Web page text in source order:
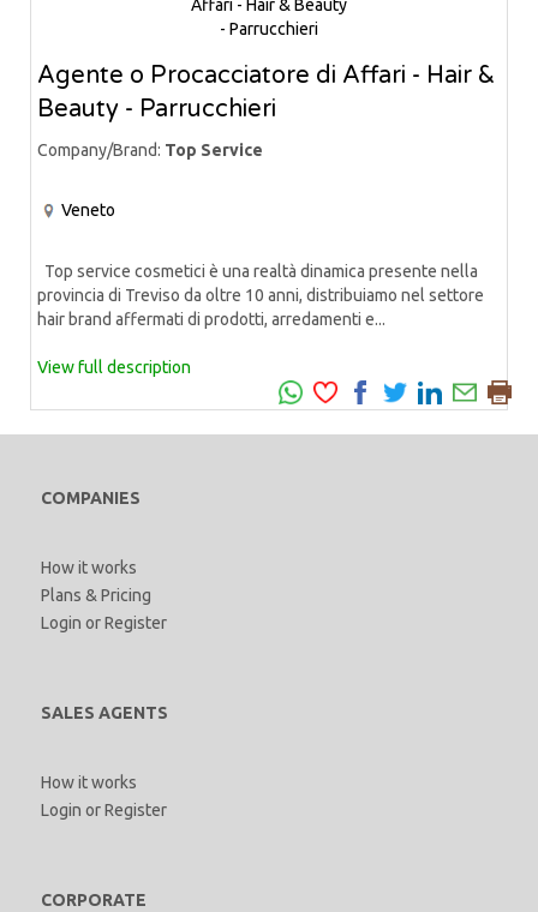
Agente o Procacciatore di Affari - Hair &
Beauty - Parrucchieri
Company/Brand: Top Service
Veneto
Top service cosmetici è una realtà dinamica presente nella
provincia di Treviso da oltre 10 anni, distribuiamo nel settore
hair brand affermati di prodotti, arredamenti e...
View full description
COMPANIES
How it works
Plans & Pricing
Login orRegister
SALES AGENTS
How it works
Login orRegister
CORPORATE